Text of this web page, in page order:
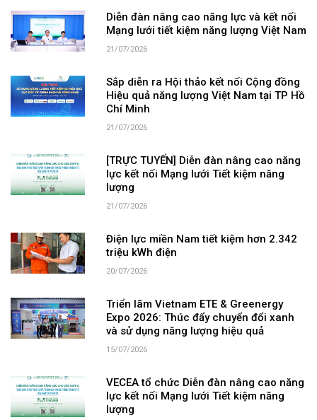
Diễn đàn nâng cao năng lực và kết nối
Mạng lưới tiết kiệm năng lượng Việt Nam
21/07/2026
Sắp diễn ra Hội thảo kết nối Cộng đồng
Hiệu quả năng lượng Việt Nam tại TP Hồ
Chí Minh
21/07/2026
[TRỰC TUYẾN] Diễn đàn nâng cao năng
lực kết nối Mạng lưới Tiết kiệm năng
lượng
21/07/2026
Điện lực miền Nam tiết kiệm hơn 2.342
triệu kWh điện
20/07/2026
Triển lãm Vietnam ETE & Greenergy
Expo 2026: Thúc đẩy chuyển đổi xanh
và sử dụng năng lượng hiệu quả
15/07/2026
VECEA tổ chức Diễn đàn nâng cao năng
lực kết nối Mạng lưới Tiết kiệm năng
lượng